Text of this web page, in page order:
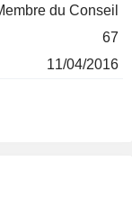
du Conseil
67
11/04/2016